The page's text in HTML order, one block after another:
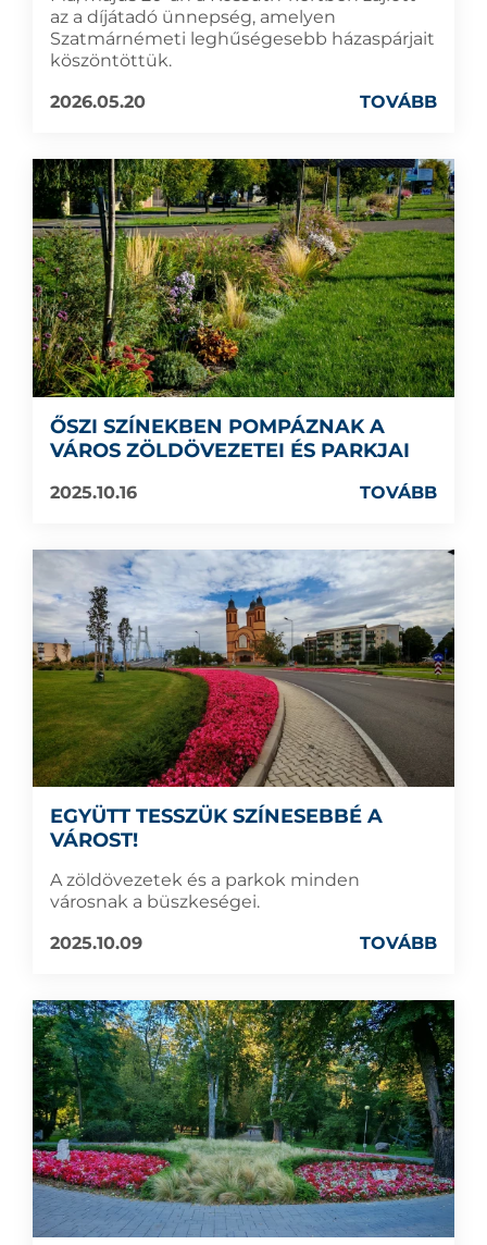
az a díjátadó ünnepség, amelyen
Szatmárnémeti leghűségesebb házaspárjait
köszöntöttük.
2026.05.20
TOVÁBB
ŐSZI SZÍNEKBEN POMPÁZNAK A
VÁROS ZÖLDÖVEZETEI ÉS PARKJAI
2025.10.16 TOVÁBB
EGYÜTT TESSZÜK SZÍNESEBBÉ A
VÁROST!
A zöldövezetek és a parkok minden
városnak a büszkeségei.
2025.10.09
TOVÁBB